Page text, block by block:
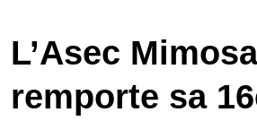
L’Asec
remporte sa